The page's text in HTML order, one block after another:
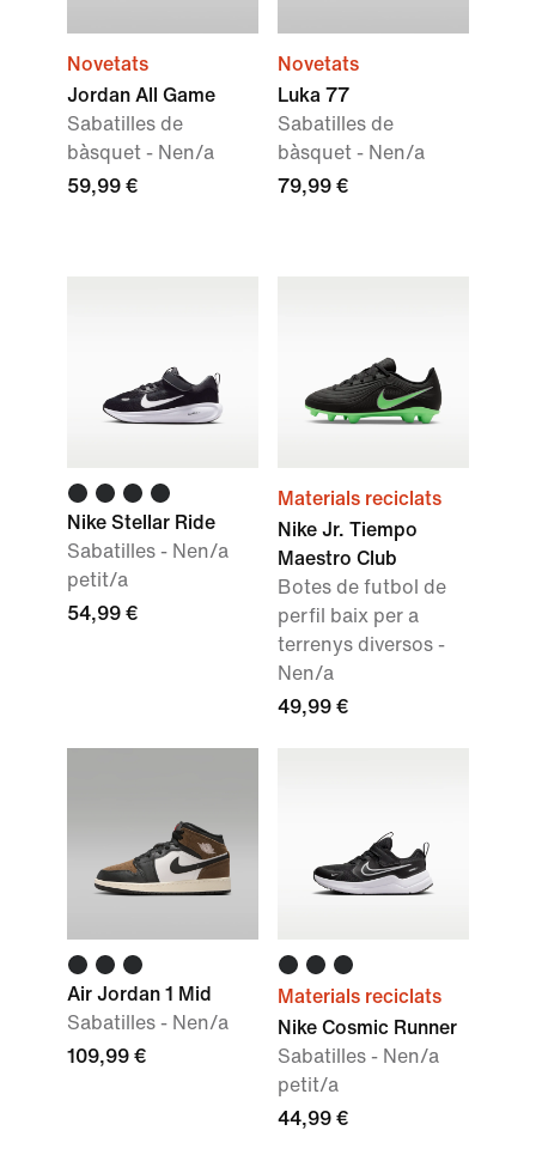
Novetats
Jordan All Game
Sabatilles de
bàsquet - Nen/a
59,99 €
Novetats
Luka 77
Sabatilles de
bàsquet - Nen/a
79,99 €
Nike Stellar Ride
Sabatilles - Nen/a
petit/a
54,99 €
Materials reciclats
Nike Jr. Tiempo
Maestro Club
Botes de futbol de
perfil baix per a
terrenys diversos -
Nen/a
49,99 €
Air Jordan 1 Mid
Sabatilles - Nen/a
109,99 €
Materials reciclats
Nike Cosmic Runner
Sabatilles - Nen/a
petit/a
44,99 €